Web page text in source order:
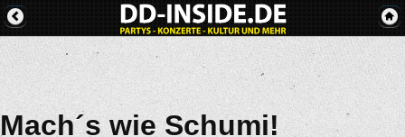
Mach´s wie Schumi!